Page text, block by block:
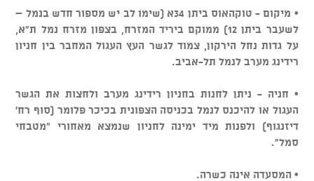
• מיקום - טוקהאוס ביתן 34א (שימו לב יש מספור חדש בנמל –
לשעבר ביתן 12) ממוקם ביריד המזרח, בצפון מזרח נמל ת"א,
על גדות נחל הירקון, צמוד לגשר העץ העגול המחבר בין חניון
רידינג מערב לנמל תל-אביב.
• חניה - ניתן לחנות בחניון רידינג מערב ולחצות את הגשר
העגול או להיכנס לנמל בכניסה הצפונית בכיכר פלומר (סוף רח'
דיזנגוף) ולפנות מיד ימינה לחניון שנמצא מאחורי "מטבחי
סמל".
• המסעדה אינה כשרה.